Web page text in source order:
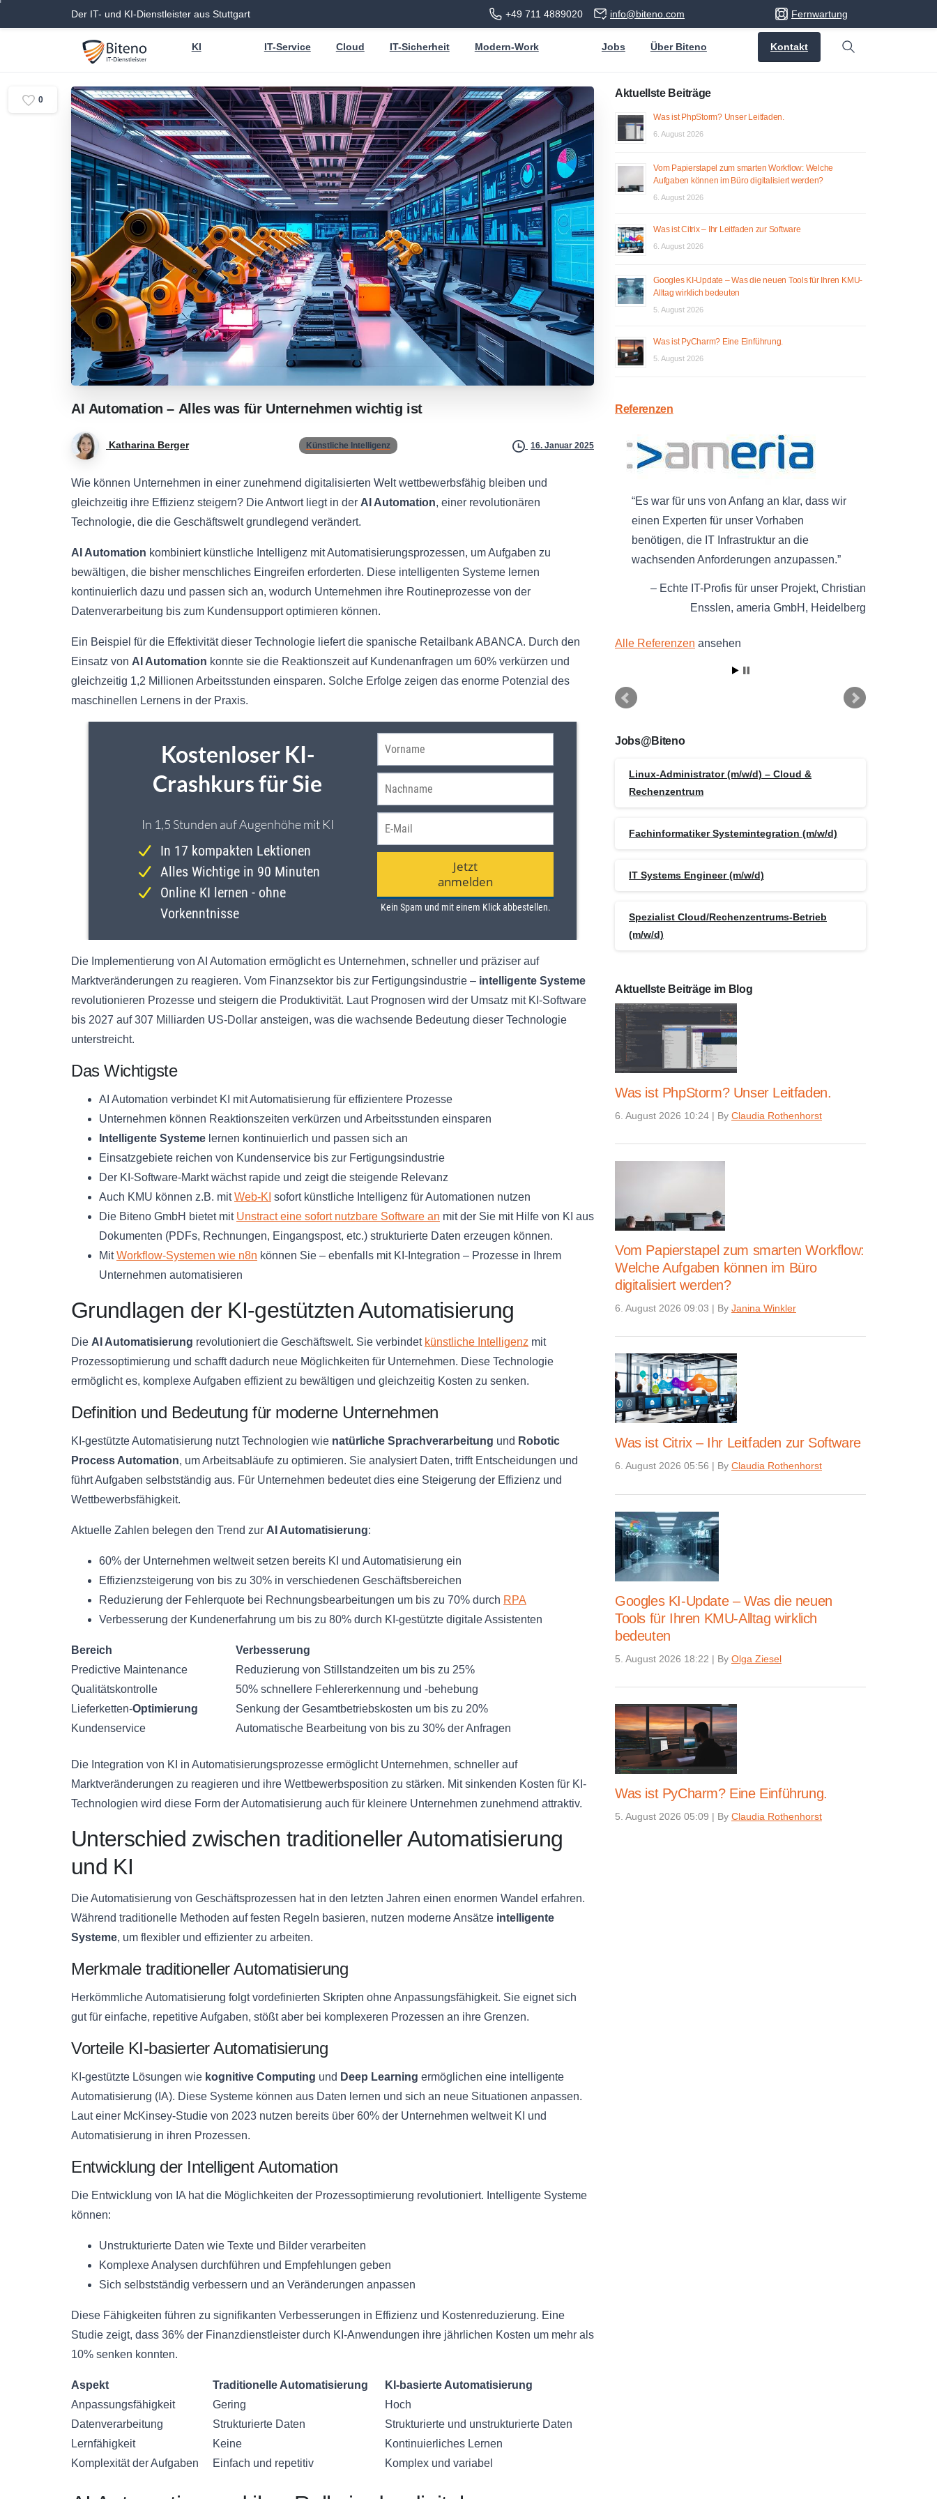
Der IT- und KI-Dienstleister aus Stuttgart +49 711 4889020 info@biteno.com Fernwartung
KI IT-Service Cloud IT-Sicherheit Modern-Work Jobs Über Biteno Kontakt
Search
AI Automation – Alles was für Unternehmen wichtig ist
Katharina Berger Künstliche Intelligenz 16. Januar 2025
Wie können Unternehmen in einer zunehmend digitalisierten Welt wettbewerbsfähig bleiben und
gleichzeitig ihre Effizienz steigern? Die Antwort liegt in der AI Automation, einer revolutionären
Technologie, die die Geschäftswelt grundlegend verändert.
AI Automation kombiniert künstliche Intelligenz mit Automatisierungsprozessen, um Aufgaben zu
bewältigen, die bisher menschliches Eingreifen erforderten. Diese intelligenten Systeme lernen
kontinuierlich dazu und passen sich an, wodurch Unternehmen ihre Routineprozesse von der
Datenverarbeitung bis zum Kundensupport optimieren können.
Ein Beispiel für die Effektivität dieser Technologie liefert die spanische Retailbank ABANCA. Durch den
Einsatz von AI Automation konnte sie die Reaktionszeit auf Kundenanfragen um 60% verkürzen und
gleichzeitig 1,2 Millionen Arbeitsstunden einsparen. Solche Erfolge zeigen das enorme Potenzial des
maschinellen Lernens in der Praxis.
Die Implementierung von AI Automation ermöglicht es Unternehmen, schneller und präziser auf
Marktveränderungen zu reagieren. Vom Finanzsektor bis zur Fertigungsindustrie – intelligente Systeme
revolutionieren Prozesse und steigern die Produktivität. Laut Prognosen wird der Umsatz mit KI-Software
bis 2027 auf 307 Milliarden US-Dollar ansteigen, was die wachsende Bedeutung dieser Technologie
unterstreicht.
Das Wichtigste
AI Automation verbindet KI mit Automatisierung für effizientere Prozesse
Unternehmen können Reaktionszeiten verkürzen und Arbeitsstunden einsparen
Intelligente Systeme lernen kontinuierlich und passen sich an
Einsatzgebiete reichen von Kundenservice bis zur Fertigungsindustrie
Der KI-Software-Markt wächst rapide und zeigt die steigende Relevanz
Auch KMU können z.B. mitWeb-KI sofort künstliche Intelligenz für Automationen nutzen
Die Biteno GmbH bietet mit Unstract eine sofort nutzbare Software an mit der Sie mit Hilfe von KI aus
Dokumenten (PDFs, Rechnungen, Eingangspost, etc.) strukturierte Daten erzeugen können.
MitWorkflow-Systemen wie n8n können Sie – ebenfalls mit KI-Integration – Prozesse in Ihrem
Unternehmen automatisieren
Grundlagen der KI-gestützten Automatisierung
Die AI Automatisierung revolutioniert die Geschäftswelt. Sie verbindet künstliche Intelligenz mit
Prozessoptimierung und schafft dadurch neue Möglichkeiten für Unternehmen. Diese Technologie
ermöglicht es, komplexe Aufgaben effizient zu bewältigen und gleichzeitig Kosten zu senken.
Definition und Bedeutung für moderne Unternehmen
KI-gestützte Automatisierung nutzt Technologien wie natürliche Sprachverarbeitung und Robotic
Process Automation, um Arbeitsabläufe zu optimieren. Sie analysiert Daten, trifft Entscheidungen und
führt Aufgaben selbstständig aus. Für Unternehmen bedeutet dies eine Steigerung der Effizienz und
Wettbewerbsfähigkeit.
Aktuelle Zahlen belegen den Trend zur AI Automatisierung:
60% der Unternehmen weltweit setzen bereits KI und Automatisierung ein
Effizienzsteigerung von bis zu 30% in verschiedenen Geschäftsbereichen
Reduzierung der Fehlerquote bei Rechnungsbearbeitungen um bis zu 70% durch RPA
Verbesserung der Kundenerfahrung um bis zu 80% durch KI-gestützte digitale Assistenten
Bereich
Verbesserung
Predictive Maintenance
Reduzierung von Stillstandzeiten um bis zu 25%
Qualitätskontrolle
50% schnellere Fehlererkennung und -behebung
Lieferketten-Optimierung
Senkung der Gesamtbetriebskosten um bis zu 20%
Kundenservice
Automatische Bearbeitung von bis zu 30% der Anfragen
Die Integration von KI in Automatisierungsprozesse ermöglicht Unternehmen, schneller auf
Marktveränderungen zu reagieren und ihre Wettbewerbsposition zu stärken. Mit sinkenden Kosten für KI-
Technologien wird diese Form der Automatisierung auch für kleinere Unternehmen zunehmend attraktiv.
Unterschied zwischen traditioneller Automatisierung
und KI
Die Automatisierung von Geschäftsprozessen hat in den letzten Jahren einen enormen Wandel erfahren.
Während traditionelle Methoden auf festen Regeln basieren, nutzen moderne Ansätze intelligente
Systeme, um flexibler und effizienter zu arbeiten.
Merkmale traditioneller Automatisierung
Herkömmliche Automatisierung folgt vordefinierten Skripten ohne Anpassungsfähigkeit. Sie eignet sich
gut für einfache, repetitive Aufgaben, stößt aber bei komplexeren Prozessen an ihre Grenzen.
Vorteile KI-basierter Automatisierung
KI-gestützte Lösungen wie kognitive Computing und Deep Learning ermöglichen eine intelligente
Automatisierung (IA). Diese Systeme können aus Daten lernen und sich an neue Situationen anpassen.
Laut einer McKinsey-Studie von 2023 nutzen bereits über 60% der Unternehmen weltweit KI und
Automatisierung in ihren Prozessen.
Entwicklung der Intelligent Automation
Die Entwicklung von IA hat die Möglichkeiten der Prozessoptimierung revolutioniert. Intelligente Systeme
können:
Unstrukturierte Daten wie Texte und Bilder verarbeiten
Komplexe Analysen durchführen und Empfehlungen geben
Sich selbstständig verbessern und an Veränderungen anpassen
Diese Fähigkeiten führen zu signifikanten Verbesserungen in Effizienz und Kostenreduzierung. Eine
Studie zeigt, dass 36% der Finanzdienstleister durch KI-Anwendungen ihre jährlichen Kosten um mehr als
10% senken konnten.
Aspekt Traditionelle Automatisierung
KI-basierte Automatisierung
Anpassungsfähigkeit
Gering
Hoch
Datenverarbeitung
Strukturierte Daten
Strukturierte und unstrukturierte Daten
Lernfähigkeit
Keine
Kontinuierliches Lernen
Komplexität der Aufgaben
Einfach und repetitiv Komplex und variabel
0
Aktuellste Beiträge
Was ist PhpStorm? Unser Leitfaden.
6. August 2026
Vom Papierstapel zum smarten Workflow: Welche
Aufgaben können im Büro digitalisiert werden?
6. August 2026
Was ist Citrix – Ihr Leitfaden zur Software
6. August 2026
Googles KI-Update – Was die neuen Tools für Ihren KMU-
Alltag wirklich bedeuten
5. August 2026
Was ist PyCharm? Eine Einführung.
5. August 2026
Referenzen
Es war für uns von Anfang an klar, dass wir
einen Experten für unser Vorhaben
benötigen, die IT Infrastruktur an die
wachsenden Anforderungen anzupassen.
Echte IT-Profis für unser Projekt Christian
Ensslen ameria GmbH Heidelberg
Alle Referenzen ansehen
Jobs@Biteno
Linux-Administrator (m/w/d) – Cloud &
Rechenzentrum
Fachinformatiker Systemintegration (m/w/d)
IT Systems Engineer (m/w/d)
Spezialist Cloud/Rechenzentrums-Betrieb
(m/w/d)
Aktuellste Beiträge im Blog
Was ist PhpStorm? Unser Leitfaden.
6. August 2026 10:24 | By Claudia Rothenhorst
Vom Papierstapel zum smarten Workflow:
Welche Aufgaben können im Büro
digitalisiert werden?
6. August 2026 09:03 | By Janina Winkler
Was ist Citrix – Ihr Leitfaden zur Software
6. August 2026 05:56 | By Claudia Rothenhorst
Googles KI-Update – Was die neuen
Tools für Ihren KMU-Alltag wirklich
bedeuten
5. August 2026 18:22 | By Olga Ziesel
Was ist PyCharm? Eine Einführung.
5. August 2026 05:09 | By Claudia Rothenhorst